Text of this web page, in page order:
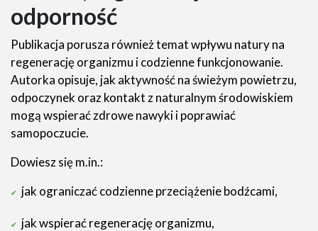
odporność
Publikacja porusza również temat wpływu natury na
regenerację organizmu i codzienne funkcjonowanie.
Autorka opisuje, jak aktywność na świeżym powietrzu,
odpoczynek oraz kontakt z naturalnym środowiskiem
mogą wspierać zdrowe nawyki i poprawiać
samopoczucie.
Dowiesz się m.in.:
jak ograniczać codzienne przeciążenie bodźcami,
jak wspierać regenerację organizmu,